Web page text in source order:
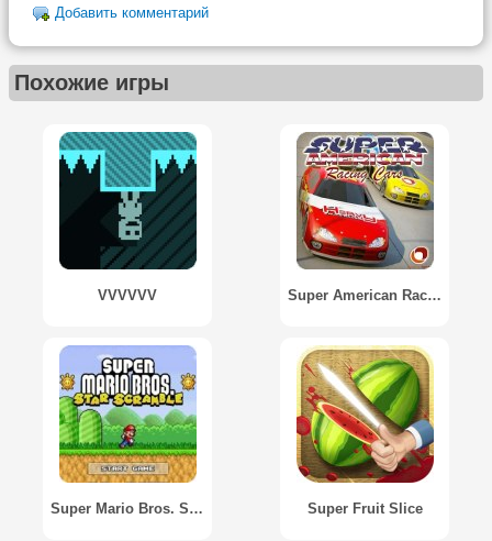
Добавить комментарий
Похожие игры
VVVVVV Super American Racing
Super Mario Bros. Star Scramble Super Fruit Slice